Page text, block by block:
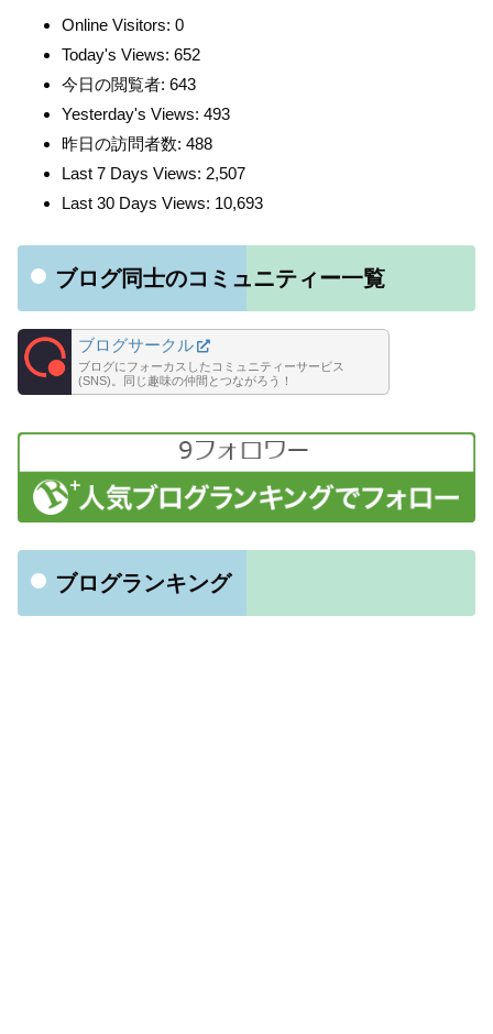
Online Visitors: 0
Today's Views: 652
今日の閲覧者: 643
Yesterday's Views: 493
昨日の訪問者数: 488
Last 7 Days Views: 2,507
Last 30 Days Views: 10,693
ブログ同士のコミュニティー一覧
ブログサークル
ブログにフォーカスしたコミュニティーサービス
(SNS)。同じ趣味の仲間とつながろう！
ブログランキング